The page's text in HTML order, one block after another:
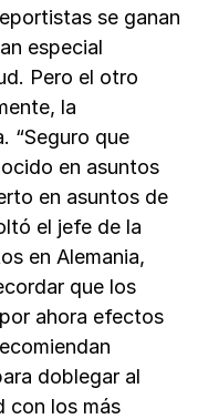
se ganan
especial
Pero el otro
la
“Seguro que
en asuntos
en asuntos de
el jefe de la
en Alemania,
que los
ahora efectos
doblegar al
con los más